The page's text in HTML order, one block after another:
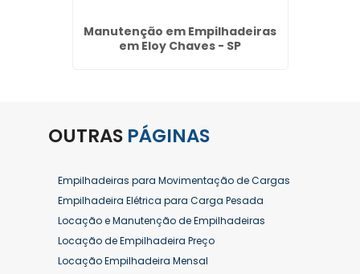
Manutenção em Empilhadeiras
em Eloy Chaves - SP
OUTRAS PÁGINAS
Empilhadeiras para Movimentação de Cargas
Empilhadeira Elétrica para Carga Pesada
Locação e Manutenção de Empilhadeiras
Locação de Empilhadeira Preço
Locação Empilhadeira Mensal